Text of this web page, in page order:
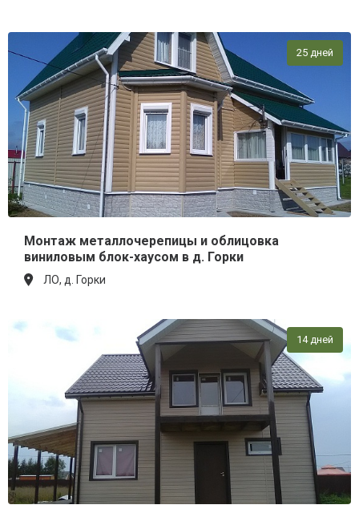
25 дней
Монтаж металлочерепицы и облицовка
виниловым блок-хаусом в д. Горки
ЛО, д. Горки
14 дней